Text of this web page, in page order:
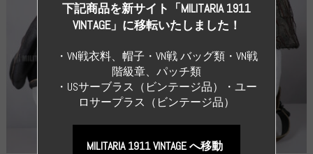
下記商品を新サイト「MILITARIA 1911
VINTAGE」に移転いたしました！
・VN戦衣料、帽子・VN戦 バッグ類・VN戦
階級章、パッチ類
・USサーブラス（ビンテージ品）・ユー
ロサープラス（ビンテージ品）
MILITARIA 1911 VINTAGE へ移動